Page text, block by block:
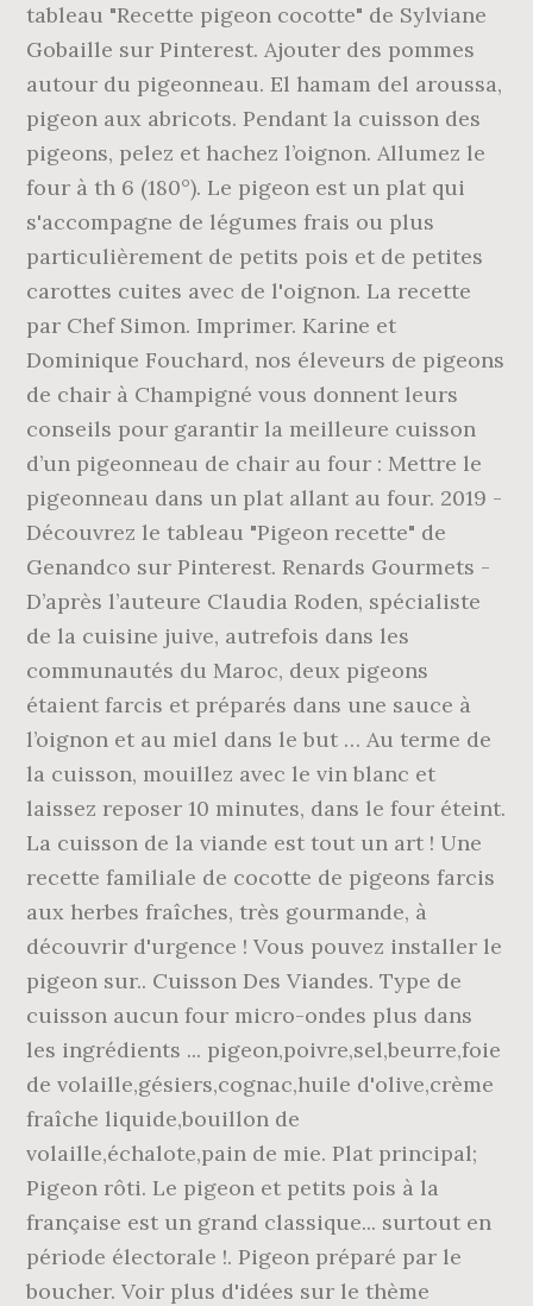
tableau "Recette pigeon cocotte" de Sylviane
Gobaille sur Pinterest. Ajouter des pommes
autour du pigeonneau. El hamam del aroussa,
pigeon aux abricots. Pendant la cuisson des
pigeons, pelez et hachez l’oignon. Allumez le
four à th 6 (180°). Le pigeon est un plat qui
s'accompagne de légumes frais ou plus
particulièrement de petits pois et de petites
carottes cuites avec de l'oignon. La recette
par Chef Simon. Imprimer. Karine et
Dominique Fouchard, nos éleveurs de pigeons
de chair à Champigné vous donnent leurs
conseils pour garantir la meilleure cuisson
d’un pigeonneau de chair au four : Mettre le
pigeonneau dans un plat allant au four. 2019 -
Découvrez le tableau "Pigeon recette" de
Genandco sur Pinterest. Renards Gourmets -
D’après l’auteure Claudia Roden, spécialiste
de la cuisine juive, autrefois dans les
communautés du Maroc, deux pigeons
étaient farcis et préparés dans une sauce à
l’oignon et au miel dans le but … Au terme de
la cuisson, mouillez avec le vin blanc et
laissez reposer 10 minutes, dans le four éteint.
La cuisson de la viande est tout un art ! Une
recette familiale de cocotte de pigeons farcis
aux herbes fraîches, très gourmande, à
découvrir d'urgence ! Vous pouvez installer le
pigeon sur.. Cuisson Des Viandes. Type de
cuisson aucun four micro-ondes plus dans
les ingrédients ... pigeon,poivre,sel,beurre,foie
de volaille,gésiers,cognac,huile d'olive,crème
fraîche liquide,bouillon de
volaille,échalote,pain de mie. Plat principal;
Pigeon rôti. Le pigeon et petits pois à la
française est un grand classique... surtout en
période électorale !. Pigeon préparé par le
boucher. Voir plus d'idées sur le thème